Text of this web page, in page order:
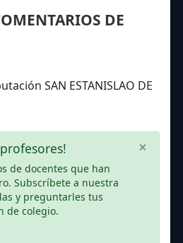
DE
SAN ESTANISLAO DE
×
de docentes que han
Subscríbete a nuestra
y preguntarles tus
de colegio.